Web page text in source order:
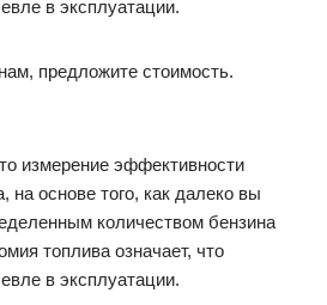
в эксплуатации.
предложите стоимость.
измерение эффективности
на основе того, как далеко вы
количеством бензина
топлива означает, что
в эксплуатации.